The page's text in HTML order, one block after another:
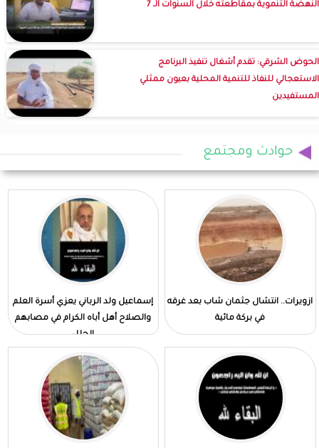
النهضة التنموية بمقاطعته خلال السنوات الـ 7
الحوض الشرقي: تقدم أشغال تنفيذ البرنامج
الاستعجالي للنفاذ للتنمية المحلية بعيون ممثلي
المستفيدين
حوادث ومجتمع
ازويرات.. انتشال جثمان شاب بعد غرقه
في بركة مائية
إسماعيل ولد الرباني يعزي أسرة العلم
والصلاح أهل أباه الكرام في مصابهم
الجلل